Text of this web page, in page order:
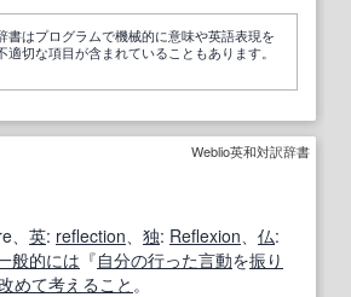
書はプログラムで機械的に意味や英語表現を
切な項目が含まれていることもあります。
Weblio英和対訳辞書
英: reflection 独: Reflexion 仏:
般的には 『自分の行った言動を振り
めて考えること 。